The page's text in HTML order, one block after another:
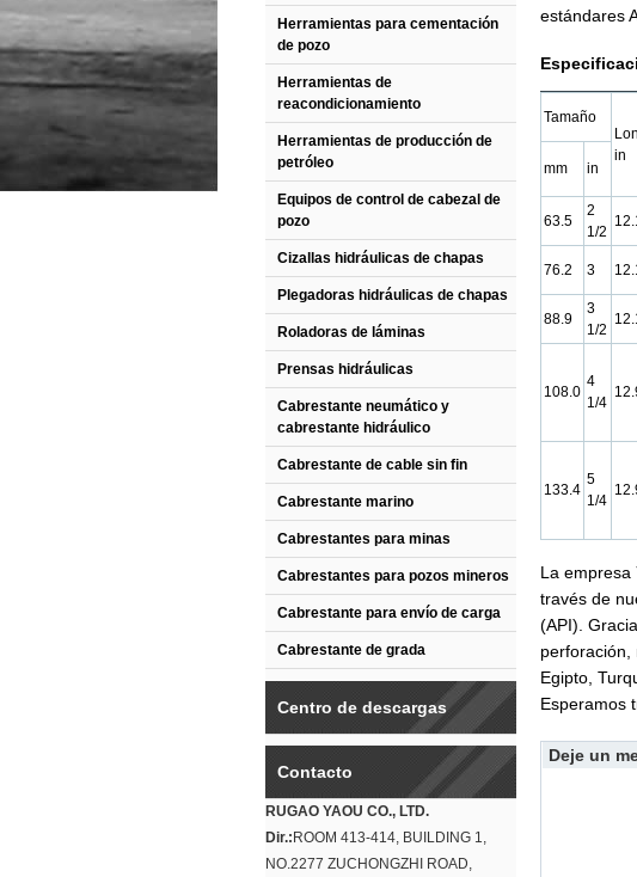
Herramientas para cementación
de pozo
Herramientas de
reacondicionamiento
Herramientas de producción de
petróleo
Equipos de control de cabezal de
pozo
Cizallas hidráulicas de chapas
Plegadoras hidráulicas de chapas
Roladoras de láminas
Prensas hidráulicas
Cabrestante neumático y
cabrestante hidráulico
Cabrestante de cable sin fin
Cabrestante marino
Cabrestantes para minas
Cabrestantes para pozos mineros
Cabrestante para envío de carga
Cabrestante de grada
Centro de descargas
Contacto
RUGAO YAOU CO., LTD.
Dir.: ROOM 413-414, BUILDING 1,
NO.2277 ZUCHONGZHI ROAD,
estándares
Tamaño
in
mm in
63.5
2
1/2
76.2 3
88.9
3
1/2
108.0
4
1/4
133.4
5
1/4
La empresa
través de
(API).
perforación,
Egipto,
Esperamos
Deje un